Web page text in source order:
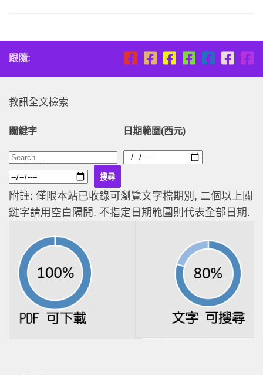
跟隨:
教訊全文檢索
關鍵字 日期範圍(西元)
附註: 僅限本站已收錄可瀏覽文字檔期別, 二個以上關
鍵字請用空白隔開. 不指定日期範圍則代表全部日期.